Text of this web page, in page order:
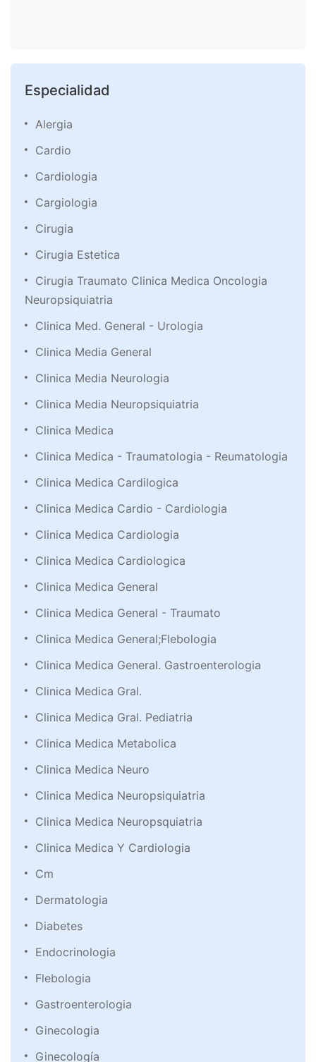
Especialidad
Alergia
Cardio
Cardiologia
Cargiologia
Cirugia
Cirugia Estetica
Cirugia Traumato Clinica Medica Oncologia
Neuropsiquiatria
Clinica Med. General - Urologia
Clinica Media General
Clinica Media Neurologia
Clinica Media Neuropsiquiatria
Clinica Medica
Clinica Medica - Traumatologia - Reumatologia
Clinica Medica Cardilogica
Clinica Medica Cardio - Cardiologia
Clinica Medica Cardiologia
Clinica Medica Cardiologica
Clinica Medica General
Clinica Medica General - Traumato
Clinica Medica General;Flebologia
Clinica Medica General. Gastroenterologia
Clinica Medica Gral.
Clinica Medica Gral. Pediatria
Clinica Medica Metabolica
Clinica Medica Neuro
Clinica Medica Neuropsiquiatria
Clinica Medica Neuropsquiatria
Clinica Medica Y Cardiologia
Cm
Dermatologia
Diabetes
Endocrinologia
Flebologia
Gastroenterologia
Ginecologia
Ginecología